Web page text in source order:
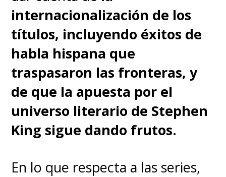
— Max Latinoamérica (@StreamMaxLA)July 11, 2024
The Penguin (El Pingüino)
estrenará en septiembre y
Duna: La Profecía, presentando
el origen de las Bene Gesserit
con un relato que transcurre 10
mil años antes de la era de Paul
internacionalización de los
títulos, incluyendo éxitos de
habla hispana que
traspasaron las fronteras, y
de que la apuesta por el
universo literario de Stephen
King sigue dando frutos.
En lo que respecta a las series,